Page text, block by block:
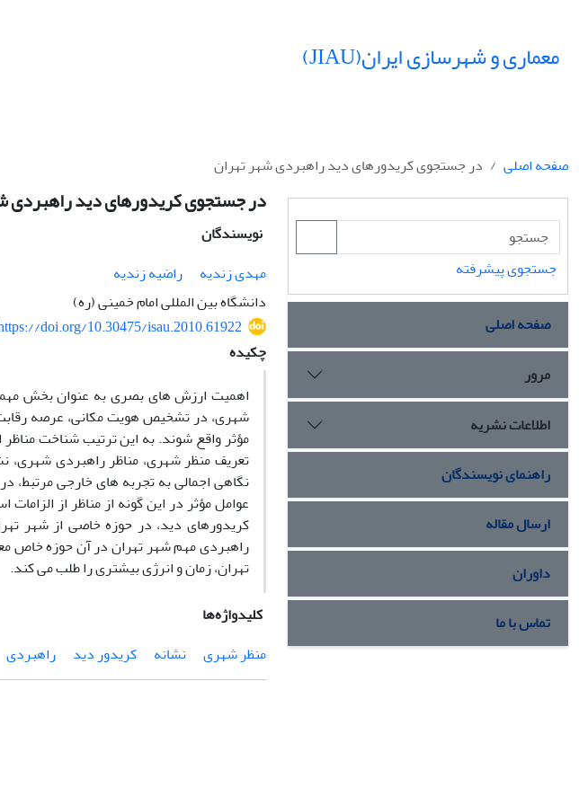
معماری و شهرسازی ایران(JIAU)
صفحه اصلی در جستجوی کریدورهای دید راهبردی شهر تهران
در جستجوی کریدورهای دید راهبردی
نویسندگان
مهدی زندیه
راضیه زندیه
دانشگاه بین المللی امام خمینی (ره)
doi.org/10.30475/isau.2010.61922
چکیده
اهمیت ارزش های بصری به عنوان بخش
شهری، در تشخیص هویت مکانی، عرصه رقابت
مؤثر واقع شوند. به این ترتیب شناخت
تعریف منظر شهری، مناظر راهبردی شهری،
نگاهی اجمالی به تجربه های خارجی
عوامل مؤثر در این گونه از مناظر از
کریدورهای دید، در حوزه خاصی از شهر
راهبردی مهم شهر تهران در آن حوزه خاص
تهران، زمان و انرژی بیشتری را طلب می کند.
کلیدواژه‌ها
منظر شهری
نشانه کریدور دید راهبردی
جستجوی پیشرفته
صفحه اصلی
مرور
اطلاعات نشریه
راهنمای نویسندگان
ارسال مقاله
داوران
تماس با ما